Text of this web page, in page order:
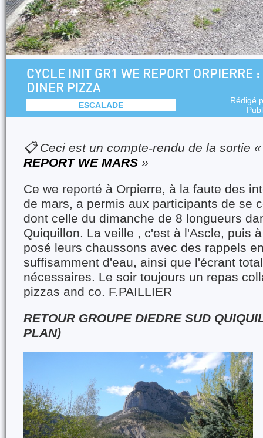
CYCLE INIT GR1 WE REPORT ORPIERRE
DINER PIZZA
ESCALADE
Rédigé
📋 Ceci est un compte-rendu de la sortie
REPORT WE MARS »
Ce we reporté à Orpierre, à la faute des
de mars, a permis aux participants de se
dont celle du dimanche de 8 longueurs
Quiquillon. La veille , c'est à l'Ascle, puis
posé leurs chaussons avec des rappels
suffisamment d'eau, ainsi que l'écrant
nécessaires. Le soir toujours un repas
pizzas and co. F.PAILLIER
RETOUR GROUPE DIEDRE SUD
PLAN)